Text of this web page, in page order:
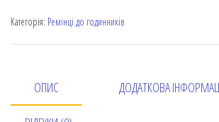
Категорія: Ремінці до годинників
ОПИС ДОДАТКОВА